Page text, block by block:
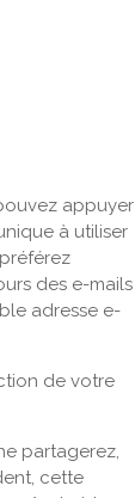
appuyer
à utiliser
des e-mails
adresse e-
de votre
partagerez,
cette